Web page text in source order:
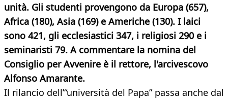
unità. Gli studenti provengono da Europa (657),
Africa (180), Asia (169) e Americhe (130). I laici
sono 421, gli ecclesiastici 347, i religiosi 290 e i
seminaristi 79. A commentare la nomina del
Consiglio per Avvenire è il rettore, l'arcivescovo
Alfonso Amarante.
Il rilancio dell’“università del Papa” passa anche dal